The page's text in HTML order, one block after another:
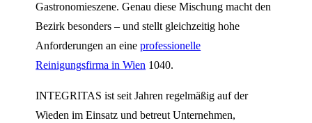
Gastronomieszene. Genau diese Mischung macht den
Bezirk besonders – und stellt gleichzeitig hohe
Anforderungen an eineprofessionelle
Reinigungsfirma in Wien 1040.
INTEGRITAS ist seit Jahren regelmäßig auf der
Wieden im Einsatz und betreut Unternehmen,